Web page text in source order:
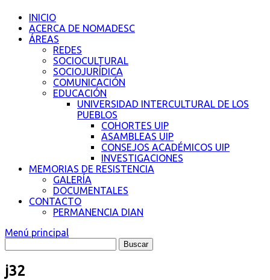
INICIO
ACERCA DE NOMADESC
ÁREAS
REDES
SOCIOCULTURAL
SOCIOJURÍDICA
COMUNICACIÓN
EDUCACIÓN
UNIVERSIDAD INTERCULTURAL DE LOS
PUEBLOS
COHORTES UIP
ASAMBLEAS UIP
CONSEJOS ACADÉMICOS UIP
INVESTIGACIONES
MEMORIAS DE RESISTENCIA
GALERÍA
DOCUMENTALES
CONTACTO
PERMANENCIA DIAN
Menú principal
j32